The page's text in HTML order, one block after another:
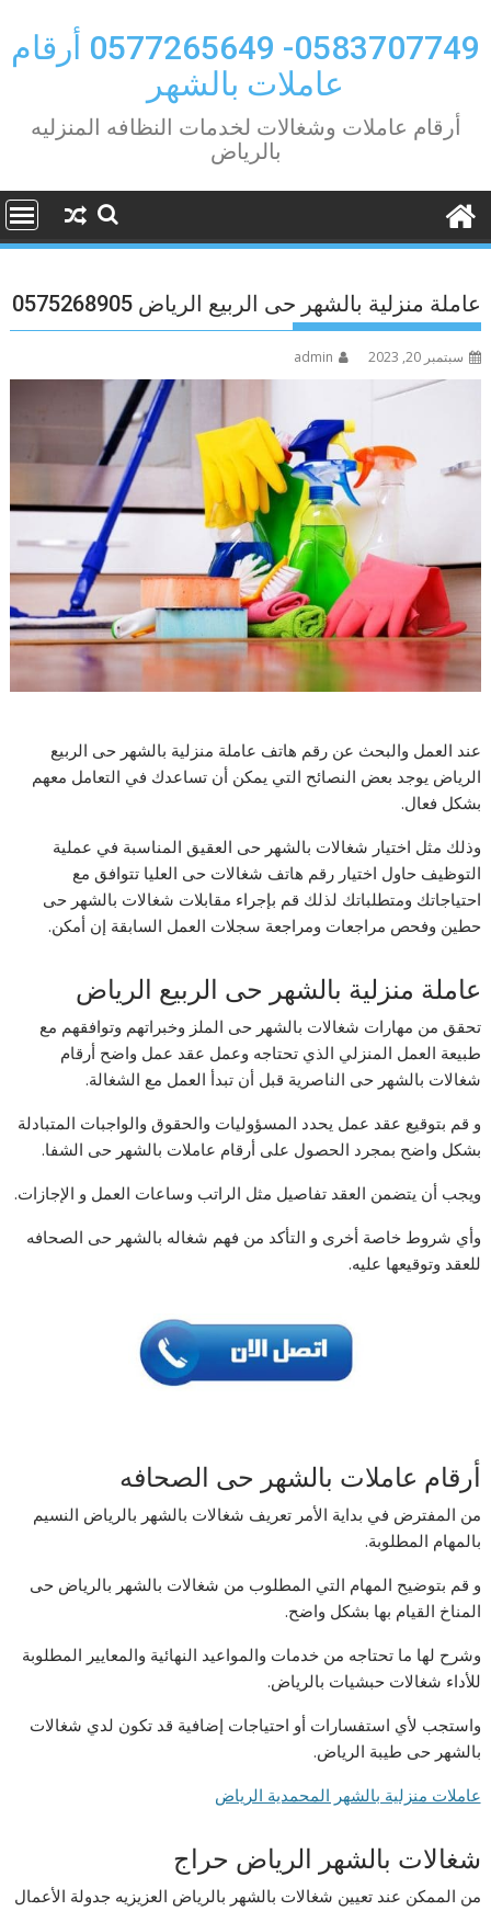
to
content
0583707749- 0577265649 أرقام
عاملات بالشهر
أرقام عاملات وشغالات لخدمات النظافه المنزليه
بالرياض
عاملة منزلية بالشهر حى الربيع الرياض 0575268905
سبتمبر 20, 2023 admin
عند العمل والبحث عن رقم هاتف عاملة منزلية بالشهر حى الربيع
الرياض يوجد بعض النصائح التي يمكن أن تساعدك في التعامل معهم
بشكل فعال.
وذلك مثل اختيار شغالات بالشهر حى العقيق المناسبة في عملية
التوظيف حاول اختيار رقم هاتف شغالات حى العليا تتوافق مع
احتياجاتك ومتطلباتك لذلك قم بإجراء مقابلات شغالات بالشهر حى
حطين وفحص مراجعات ومراجعة سجلات العمل السابقة إن أمكن.
عاملة منزلية بالشهر حى الربيع الرياض
تحقق من مهارات شغالات بالشهر حى الملز وخبراتهم وتوافقهم مع
طبيعة العمل المنزلي الذي تحتاجه وعمل عقد عمل واضح أرقام
شغالات بالشهر حى الناصرية قبل أن تبدأ العمل مع الشغالة.
و قم بتوقيع عقد عمل يحدد المسؤوليات والحقوق والواجبات المتبادلة
بشكل واضح بمجرد الحصول على أرقام عاملات بالشهر حى الشفا.
ويجب أن يتضمن العقد تفاصيل مثل الراتب وساعات العمل و الإجازات.
وأي شروط خاصة أخرى و التأكد من فهم شغاله بالشهر حى الصحافه
للعقد وتوقيعها عليه.
أرقام عاملات بالشهر حى الصحافه
من المفترض في بداية الأمر تعريف شغالات بالشهر بالرياض النسيم
بالمهام المطلوبة.
و قم بتوضيح المهام التي المطلوب من شغالات بالشهر بالرياض حى
المناخ القيام بها بشكل واضح.
وشرح لها ما تحتاجه من خدمات والمواعيد النهائية والمعايير المطلوبة
للأداء شغالات حبشيات بالرياض.
واستجب لأي استفسارات أو احتياجات إضافية قد تكون لدي شغالات
بالشهر حى طيبة الرياض.
عاملات منزلية بالشهر المحمدية الرياض
شغالات بالشهر الرياض حراج
من الممكن عند تعيين شغالات بالشهر بالرياض العزيزيه جدولة الأعمال